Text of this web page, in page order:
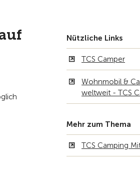
Nützliche Links
TCS Camper
Wohnmobil &
weltweit - TCS
Mehr zum Thema
TCS Camping